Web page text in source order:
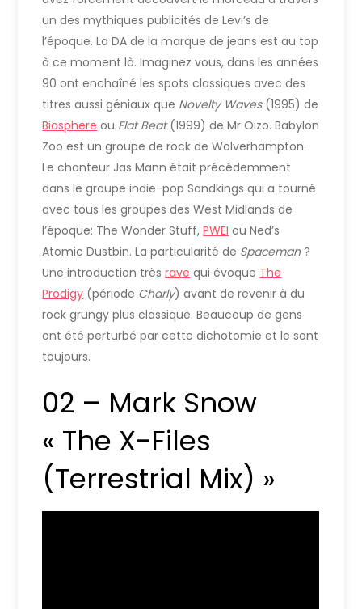
un des mythiques publicités de Levi’s de
l’époque. La DA de la marque de jeans est au top
à ce moment là. Imaginez vous, dans les années
90 ont enchaîné les spots classiques avec des
titres aussi géniaux que Novelty Waves(1995) de
Biosphere ou Flat Beat(1999) de Mr Oizo. Babylon
Zoo est un groupe de rock de Wolverhampton.
Le chanteur Jas Mann était précédemment
dans le groupe indie-pop Sandkings qui a tourné
avec tous les groupes des West Midlands de
l’époque: The Wonder Stuff,PWEI ou Ned’s
Atomic Dustbin. La particularité de Spaceman?
Une introduction trèsrave qui évoque The
Prodigy (période Charly) avant de revenir à du
rock grungy plus classique. Beaucoup de gens
ont été perturbé par cette dichotomie et le sont
toujours.
02 – Mark Snow
« The X-Files
(Terrestrial Mix) »